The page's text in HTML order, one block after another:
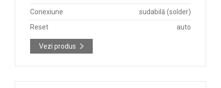
Conexiune
sudabilă (solder)
Reset
auto
Vezi produs